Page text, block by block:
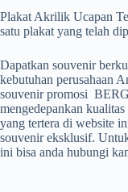
Plakat Akrilik Ucapan
satu plakat yang telah
Dapatkan souvenir
kebutuhan perusahaan
souvenir promosi
mengedepankan
yang tertera di website
souvenir eksklusif.
ini bisa anda hubungi